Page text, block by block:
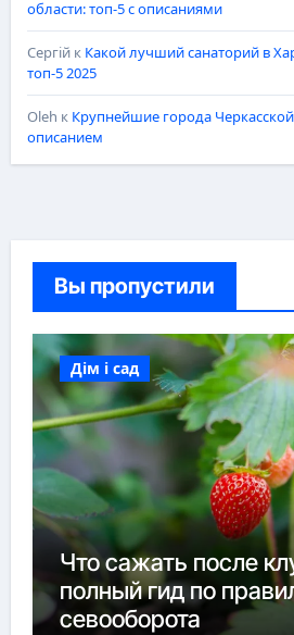
области: топ-5 с описаниями
Сергійк Какой лучший санаторий в
топ-5 2025
Oleh к Крупнейшие города Черкасской
описанием
Вы пропустили
Дім і сад
Что сажать после
полный гид по
севооборота